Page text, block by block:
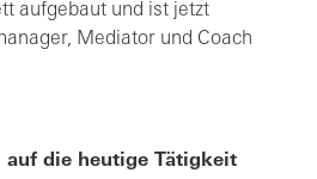
aufgebaut und ist jetzt
Mediator und Coach
die heutige Tätigkeit